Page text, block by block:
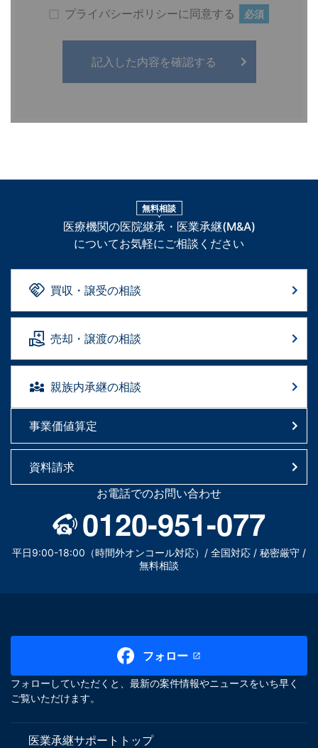
プライバシーポリシーに同意する 必須
無料相談
医療機関の医院継承・医業承継(M&A)
についてお気軽にご相談ください
買収・譲受の相談
売却・譲渡の相談
親族内承継の相談
事業価値算定
資料請求
お電話でのお問い合わせ
0120-951-077
平日9:00-18:00（時間外オンコール対応）/ 全国対応 / 秘密厳守 /
無料相談
フォロー
フォローしていただくと、最新の案件情報やニュースをいち早く
ご覧いただけます。
医業承継サポートトップ